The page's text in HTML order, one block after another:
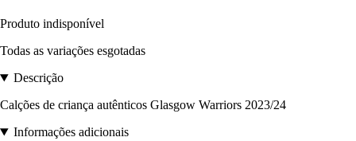
Produto indisponível
Todas as variações esgotadas
Descrição
Calções de criança autênticos Glasgow Warriors 2023/24
Informações adicionais